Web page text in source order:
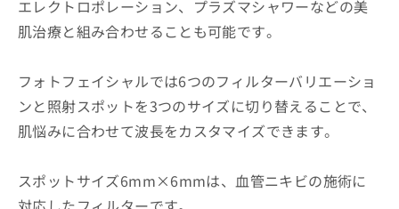
エレクトロポレーション、プラズマシャワーなどの美
肌治療と組み合わせることも可能です。
フォトフェイシャルでは6つのフィルターバリエーショ
ンと照射スポットを3つのサイズに切り替えることで、
肌悩みに合わせて波長をカスタマイズできます。
スポットサイズ6mm×6mmは、血管ニキビの施術に